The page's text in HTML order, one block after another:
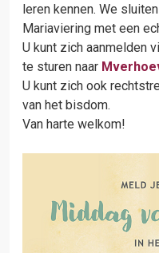
leren kennen. We
Mariaviering met een
U kunt zich aanmelden
te sturen naar
U kunt zich ook
van het bisdom.
Van harte welkom!